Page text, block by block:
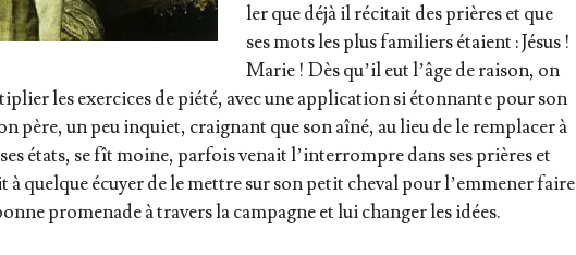
ler que déjà il réci­tait des prières et que
ses mots les plus fami­liers étaient : Jésus !
Marie ! Dès qu’il eut l’âge de rai­son, on
les exer­cices de pié­té, avec une appli­ca­tion si éton­nante pour son
père, un peu inquiet, crai­gnant que son aîné, au lieu de le rem­pla­cer à
états, se fît moine, par­fois venait l’in­ter­rompre dans ses prières et
à quelque écuyer de le mettre sur son petit che­val pour l’emmener faire
pro­me­nade à tra­vers la cam­pagne et lui chan­ger les idées.